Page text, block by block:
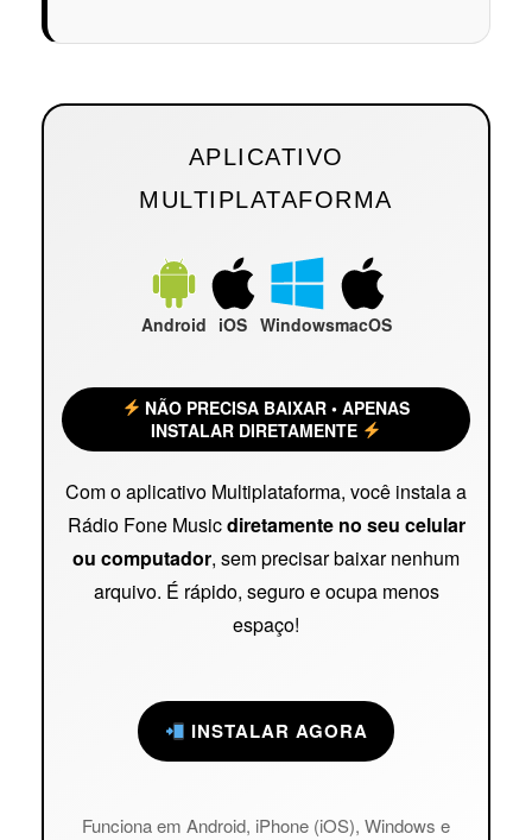
APLICATIVO
MULTIPLATAFORMA
Android iOS WindowsmacOS
NÃO PRECISA BAIXAR • APENAS
INSTALAR DIRETAMENTE
Com o aplicativo Multiplataforma, você instala a
Rádio Fone Musicdiretamente no seu celular
ou computador, sem precisar baixar nenhum
arquivo. É rápido, seguro e ocupa menos
espaço!
INSTALAR AGORA
Funciona em Android, iPhone (iOS), Windows e